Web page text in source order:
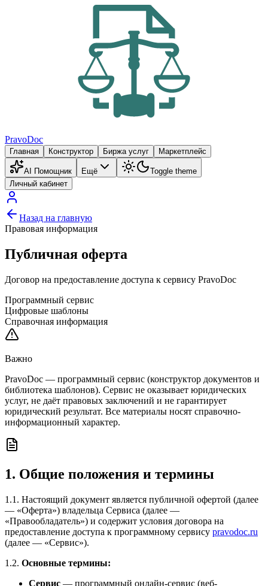
PravoDoc
Главная Конструктор Биржа услуг Маркетплейс
AI Помощник Ещё
Toggle theme
Личный кабинет
Назад на главную
Правовая информация
Публичная оферта
Договор на предоставление доступа к сервису PravoDoc
Программный сервис
Цифровые шаблоны
Справочная информация
Важно
PravoDoc — программный сервис (конструктор документов и
библиотека шаблонов). Сервис не оказывает юридических
услуг, не даёт правовых заключений и не гарантирует
юридический результат. Все материалы носят справочно-
информационный характер.
1. Общие положения и термины
1.1. Настоящий документ является публичной офертой (далее
— «Оферта») владельца Сервиса (далее —
«Правообладатель») и содержит условия договора на
предоставление доступа к программному сервису pravodoc.ru
(далее — «Сервис»).
1.2. Основные термины:
Сервис — программный онлайн-сервис (веб-